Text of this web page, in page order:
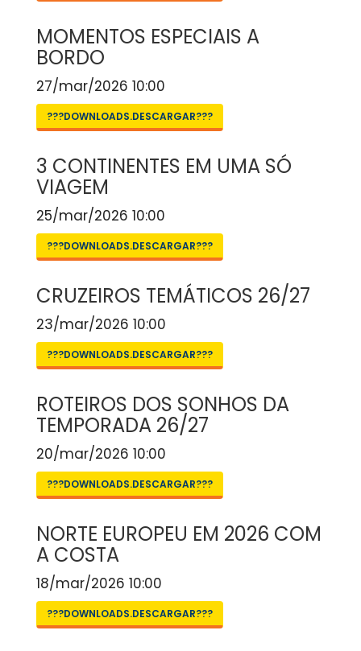
MOMENTOS ESPECIAIS A
BORDO
27/mar/2026 10:00
???DOWNLOADS.DESCARGAR???
3 CONTINENTES EM UMA SÓ
VIAGEM
25/mar/2026 10:00
???DOWNLOADS.DESCARGAR???
CRUZEIROS TEMÁTICOS 26/27
23/mar/2026 10:00
???DOWNLOADS.DESCARGAR???
ROTEIROS DOS SONHOS DA
TEMPORADA 26/27
20/mar/2026 10:00
???DOWNLOADS.DESCARGAR???
NORTE EUROPEU EM 2026 COM
A COSTA
18/mar/2026 10:00
???DOWNLOADS.DESCARGAR???